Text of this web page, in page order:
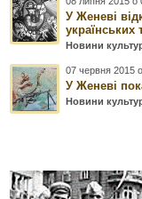
У Женеві
українських
Новини
07 червня 2015
У Женеві
Новини